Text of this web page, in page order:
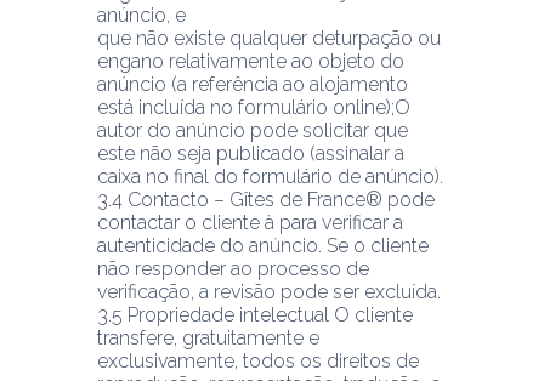
anúncio, e
que não existe qualquer deturpação ou
engano relativamente ao objeto do
anúncio (a referência ao alojamento
está incluída no formulário online);O
autor do anúncio pode solicitar que
este não seja publicado (assinalar a
caixa no final do formulário de anúncio).
3.4 Contacto – Gîtes de France® pode
contactar o cliente à para verificar a
autenticidade do anúncio. Se o cliente
não responder ao processo de
verificação, a revisão pode ser excluída.
3.5 Propriedade intelectual O cliente
transfere, gratuitamente e
exclusivamente, todos os direitos de